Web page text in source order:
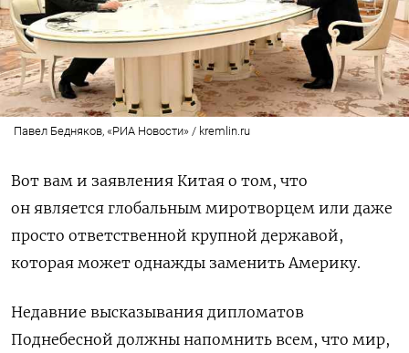
Павел Бедняков, «РИА Новости» / kremlin.ru
Вот вам и заявления Китая о том, что
он является глобальным миротворцем или даже
просто ответственной крупной державой,
которая может однажды заменить Америку.
Недавние высказывания дипломатов
Поднебесной должны напомнить всем, что мир,